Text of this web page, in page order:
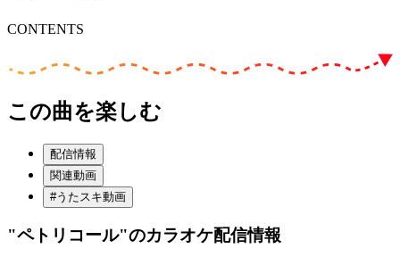
CONTENTS
この曲を楽しむ
配信情報
関連動画
#うたスキ動画
"ペトリコール"のカラオケ配信情報